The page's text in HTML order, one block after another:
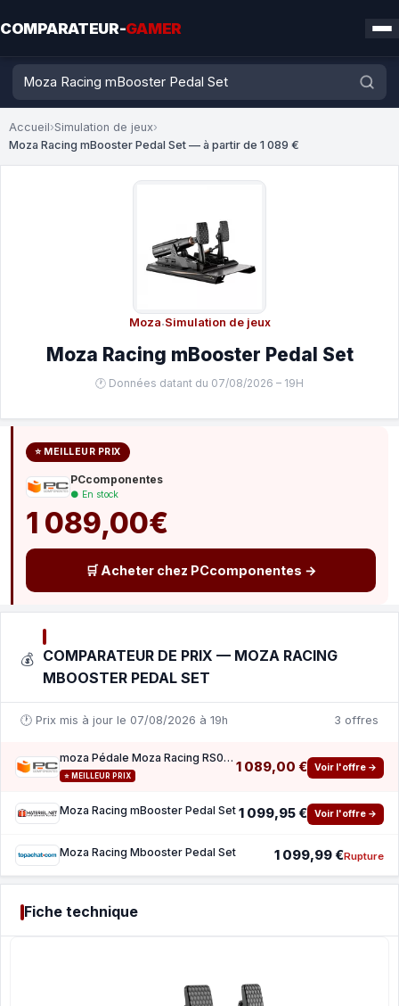
COMPARATEUR-GAMER
Accueil›Simulation de jeux›
Moza Racing mBooster Pedal Set — à partir de 1 089 €
Moza·Simulation de jeux
Moza Racing mBooster Pedal Set
🕐 Données datant du 07/08/2026 – 19H
⭐ MEILLEUR PRIX
PCcomponentes
● En stock
1 089,00€
🛒 Acheter chez PCcomponentes →
💰 COMPARATEUR DE PRIX — MOZA RACING
MBOOSTER PEDAL SET
🕐 Prix mis à jour le 07/08/2026 à 19h 3 offres
moza Pédale Moza Racing RS082 Aluminium Black 200 kg 15 bit USB
⭐ MEILLEUR PRIX
1 089,00 € Voir l'offre →
Moza Racing mBooster Pedal Set 1 099,95 € Voir l'offre →
Moza Racing Mbooster Pedal Set 1 099,99 €Rupture
Fiche technique